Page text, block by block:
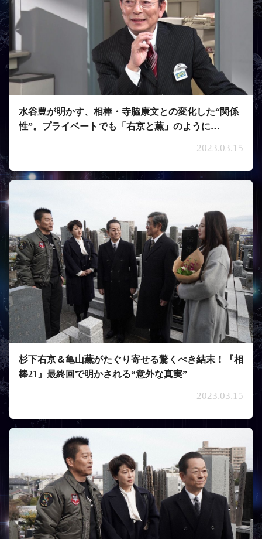
水谷豊が明かす、相棒・寺脇康文との変化した“関係
性”。プライベートでも「右京と薫」のように…
2023.03.15
杉下右京＆亀山薫がたぐり寄せる驚くべき結末！『相
棒21』最終回で明かされる“意外な真実”
2023.03.15